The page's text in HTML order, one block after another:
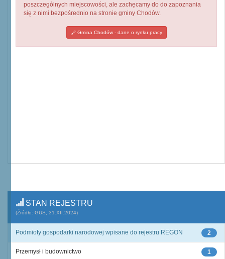
poszczególnych miejscowości, ale zachęcamy do do zapoznania
się z nimi bezpośrednio na stronie gminy Chodów.
Gmina Chodów - dane o rynku pracy
STAN REJESTRU
(Źródło: GUS, 31.XII.2024)
2
Podmioty gospodarki narodowej wpisane do rejestru REGON
1
Przemysł i budownictwo